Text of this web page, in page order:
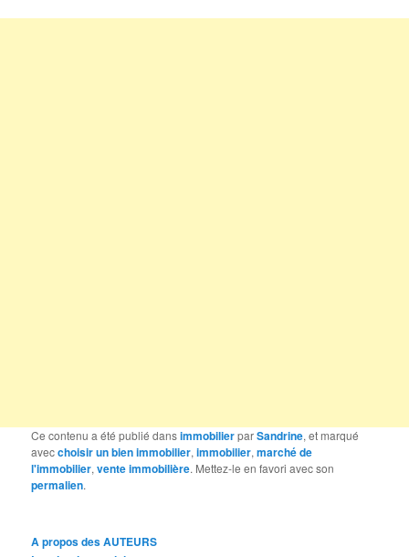
Ce contenu a été publié dansimmobilierparSandrine, et marqué
avecchoisir un bien immobilier,immobilier,marché de
l'immobilier,vente immobilière. Mettez-le en favori avec son
permalien.
A propos des AUTEURS